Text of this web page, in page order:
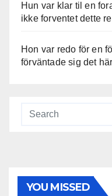
Hun var klar til en
ikke forventet dette
Hon var redo för en
förväntade sig det
YOU MISSED